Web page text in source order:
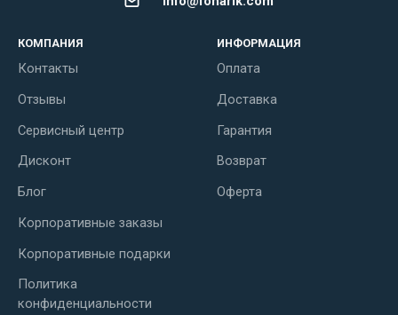
КОМПАНИЯ
Контакты
Отзывы
Сервисный центр
Дисконт
Блог
Корпоративные заказы
Корпоративные подарки
Политика
конфиденциальности
ИНФОРМАЦИЯ
Оплата
Доставка
Гарантия
Возврат
Оферта